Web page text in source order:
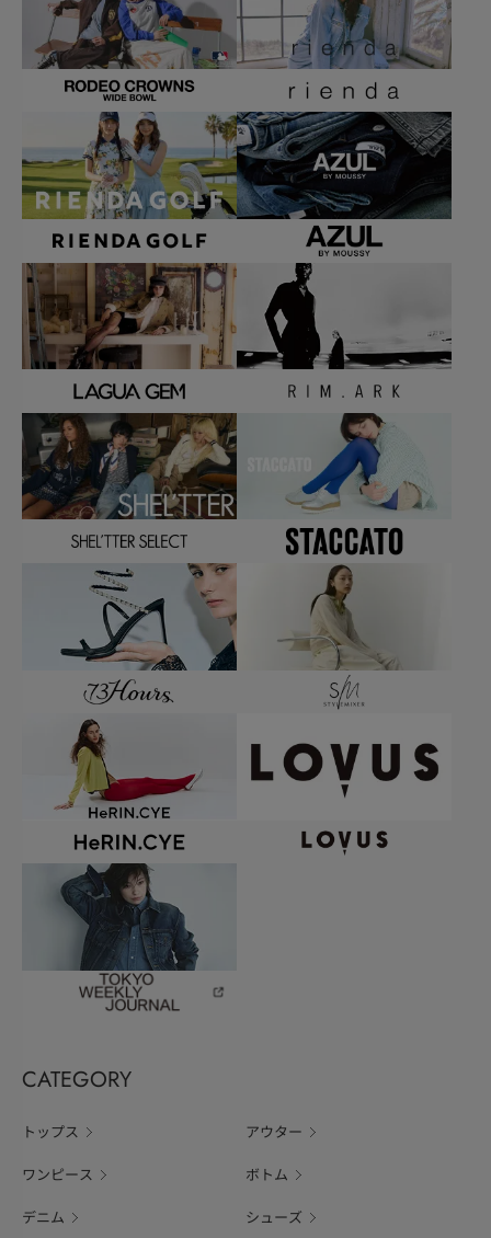
CATEGORY
トップス アウター
ワンピース ボトム
デニム シューズ